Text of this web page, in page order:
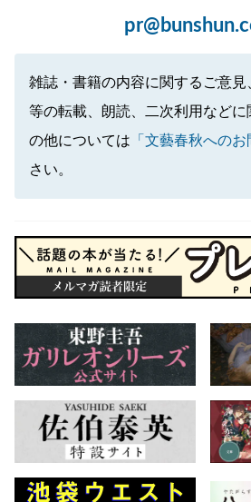
雑誌・書籍の内容に関するご意
等の転載、朗読、二次利用など
の他については 「文藝春秋へのお
さい。